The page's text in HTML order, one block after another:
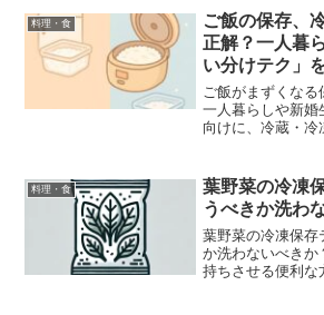
料理・食
ご飯の保存、
正解？一人暮
い分けテク」
ご飯がまずくなる
一人暮らしや新婚
向けに、冷蔵・冷
料理・食
葉野菜の冷凍
うべきか洗わ
葉野菜の冷凍保存
か洗わないべきか
持ちさせる便利な